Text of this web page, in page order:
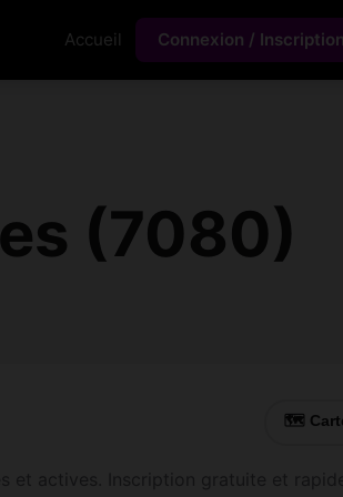
Accueil Connexion / Inscription
(7080)
🗺